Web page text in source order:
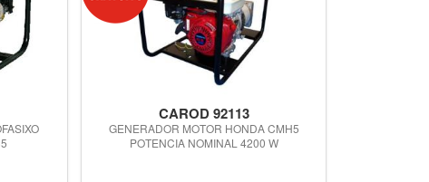
CAROD 92113
GENERADOR MOTOR HONDA CMH5
POTENCIA NOMINAL 4200 W